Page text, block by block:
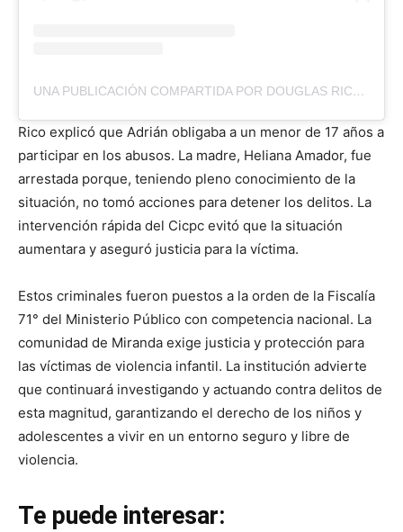
UNA PUBLICACIÓN COMPARTIDA POR DOUGLAS RICO (@DOUGLASRICOVZLA)
Rico explicó que Adrián obligaba a un menor de 17 años a
participar en los abusos. La madre, Heliana Amador, fue
arrestada porque, teniendo pleno conocimiento de la
situación, no tomó acciones para detener los delitos. La
intervención rápida del Cicpc evitó que la situación
aumentara y aseguró justicia para la víctima.
Estos criminales fueron puestos a la orden de la Fiscalía
71° del Ministerio Público con competencia nacional. La
comunidad de Miranda exige justicia y protección para
las víctimas de violencia infantil. La institución advierte
que continuará investigando y actuando contra delitos de
esta magnitud, garantizando el derecho de los niños y
adolescentes a vivir en un entorno seguro y libre de
violencia.
Te puede interesar: